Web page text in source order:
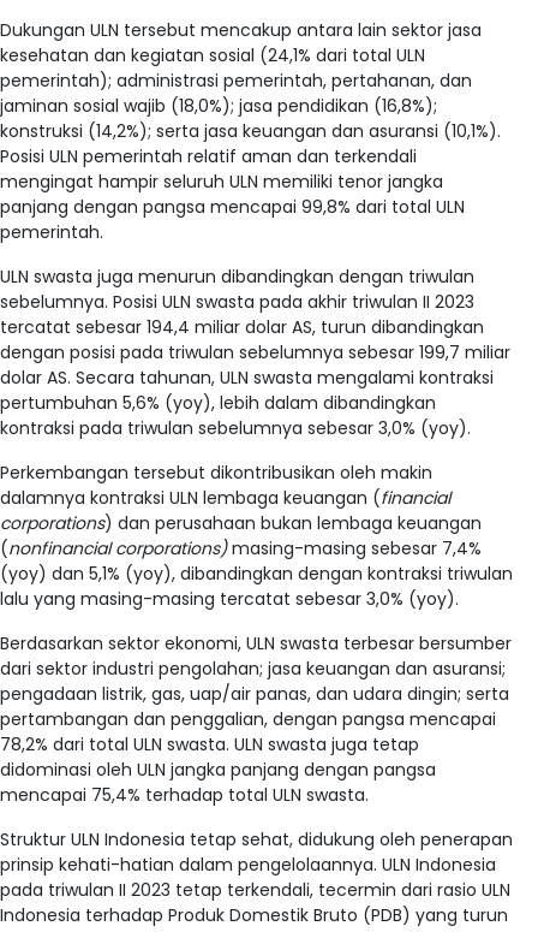
Dukungan ULN tersebut mencakup antara lain sektor jasa
kesehatan dan kegiatan sosial (24,1% dari total ULN
pemerintah); administrasi pemerintah, pertahanan, dan
jaminan sosial wajib (18,0%); jasa pendidikan (16,8%);
konstruksi (14,2%); serta jasa keuangan dan asuransi (10,1%).
Posisi ULN pemerintah relatif aman dan terkendali
mengingat hampir seluruh ULN memiliki tenor jangka
panjang dengan pangsa mencapai 99,8% dari total ULN
pemerintah.
ULN swasta juga menurun dibandingkan dengan triwulan
sebelumnya. Posisi ULN swasta pada akhir triwulan II 2023
tercatat sebesar 194,4 miliar dolar AS, turun dibandingkan
dengan posisi pada triwulan sebelumnya sebesar 199,7 miliar
dolar AS. Secara tahunan, ULN swasta mengalami kontraksi
pertumbuhan 5,6% (yoy), lebih dalam dibandingkan
kontraksi pada triwulan sebelumnya sebesar 3,0% (yoy).
Perkembangan tersebut dikontribusikan oleh makin
dalamnya kontraksi ULN lembaga keuangan (financial
corporations) dan perusahaan bukan lembaga keuangan
(nonfinancial corporations)masing-masing sebesar 7,4%
(yoy) dan 5,1% (yoy), dibandingkan dengan kontraksi triwulan
lalu yang masing-masing tercatat sebesar 3,0% (yoy).
Berdasarkan sektor ekonomi, ULN swasta terbesar bersumber
dari sektor industri pengolahan; jasa keuangan dan asuransi;
pengadaan listrik, gas, uap/air panas, dan udara dingin; serta
pertambangan dan penggalian, dengan pangsa mencapai
78,2% dari total ULN swasta. ULN swasta juga tetap
didominasi oleh ULN jangka panjang dengan pangsa
mencapai 75,4% terhadap total ULN swasta.
Struktur ULN Indonesia tetap sehat, didukung oleh penerapan
prinsip kehati-hatian dalam pengelolaannya. ULN Indonesia
pada triwulan II 2023 tetap terkendali, tecermin dari rasio ULN
Indonesia terhadap Produk Domestik Bruto (PDB) yang turun